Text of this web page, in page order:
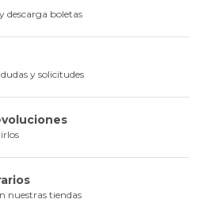
descarga boletas
y solicitudes
nuestras tiendas